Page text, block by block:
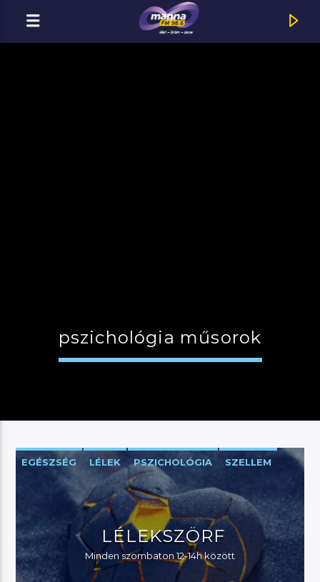
Manna FM
pszichológia műsorok
EGÉSZSÉG LÉLEK PSZICHOLÓGIA SZELLEM
LÉLEKSZÖRF
Minden szombaton 12-14h között